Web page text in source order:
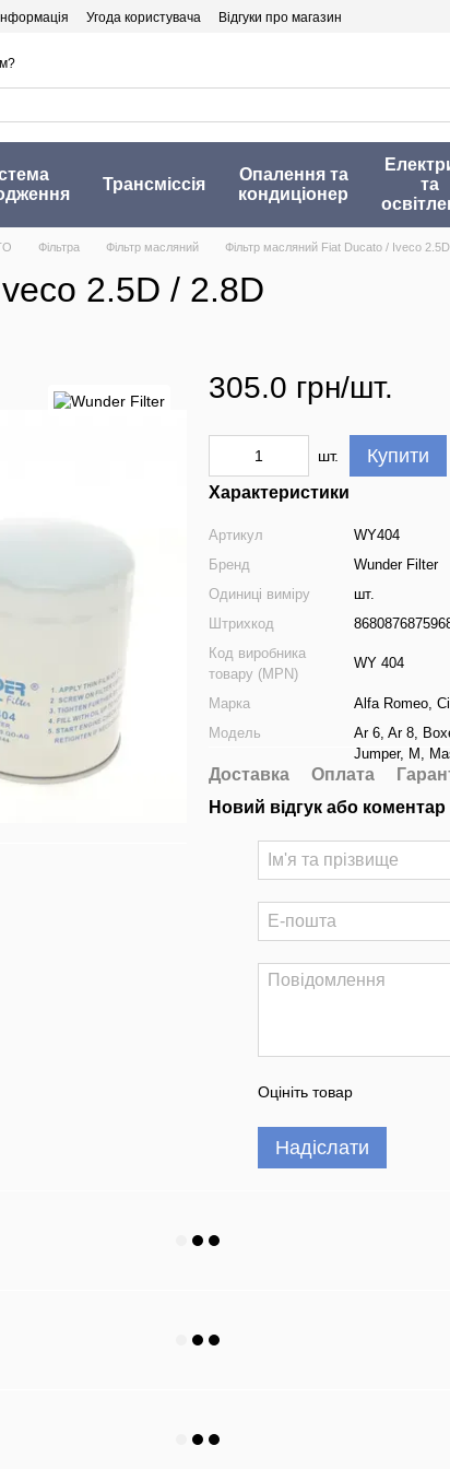
Угода користувача Відгуки про магазин
Трансміссія
Опалення та
кондиціонер
та
Фільтра Фільтр масляний Фільтр масляний Fiat Ducato / Iveco
2.5D / 2.8D
305.0 грн/шт.
шт. Купити
Характеристики
Артикул
WY404
Бренд
Wunder Filter
Одиниці виміру
шт.
Штрихкод
Код виробника
товару (MPN)
WY 404
Марка Alfa Romeo,
Модель
Ar 6, Ar 8,
Jumper, M ,
Доставка Оплата
Новий відгук або коментар
Оцініть товар
Надіслати